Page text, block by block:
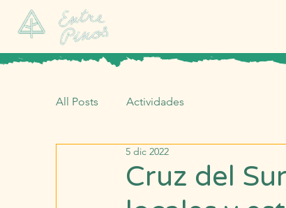
All Posts Actividades
Cruz del
5 dic 2022